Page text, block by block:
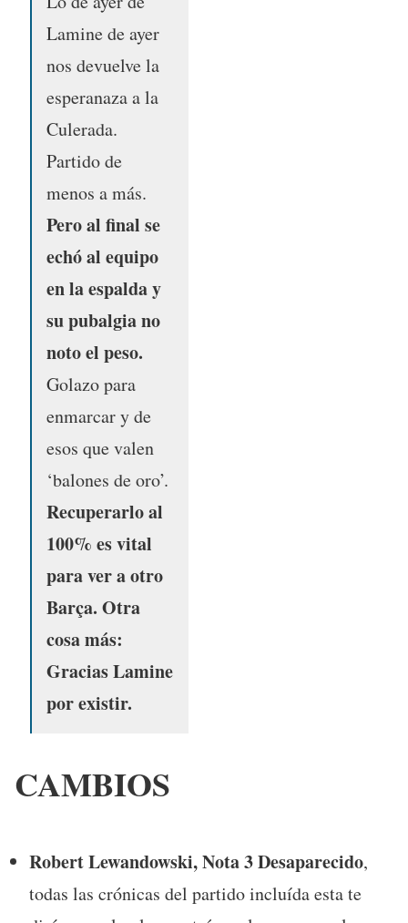
Lamine de ayer
nos devuelve la
esperanaza a la
Culerada.
Partido de
menos a más.
Pero al final se
echó al equipo
en la espalda y
su pubalgia no
noto el peso.
Golazo para
enmarcar y de
esos que valen
‘balones de oro’.
Recuperarlo al
100% es vital
para ver a otro
Barça. Otra
cosa más:
Gracias Lamine
por existir.
CAMBIOS
Robert Lewandowski, Nota 3 Desaparecido,
todas las crónicas del partido incluída esta te